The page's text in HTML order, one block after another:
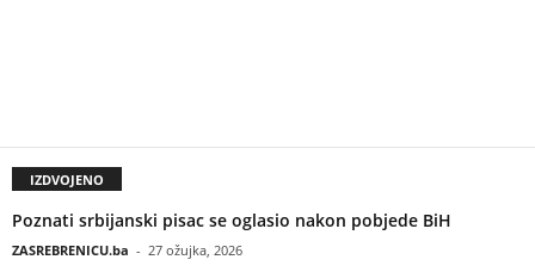
IZDVOJENO
Poznati srbijanski pisac se oglasio nakon pobjede BiH
ZASREBRENICU.ba - 27 ožujka, 2026